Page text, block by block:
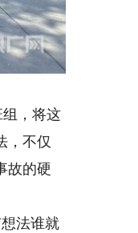
，将这
，不仅
故的硬
法谁就